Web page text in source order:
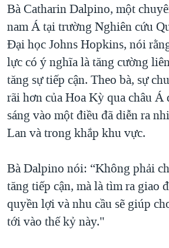
Bà Catharin Dalpino, một
nam Á tại trường Nghiên cứu
Ðại học Johns Hopkins, nói
lực có ý nghĩa là tăng cường
tăng sự tiếp cận. Theo bà, sự
rãi hơn của Hoa Kỳ qua châu Á
sáng vào một điều đã diễn ra
Lan và trong khắp khu vực.
Bà Dalpino nói: “Không phải
tăng tiếp cận, mà là tìm ra giao
quyền lợi và nhu cầu sẽ giúp
tới vào thế kỷ này."